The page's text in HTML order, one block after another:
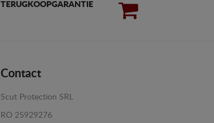
TERUGKOOPGARANTIE
Contact
Scut Protection SRL
RO 25929276